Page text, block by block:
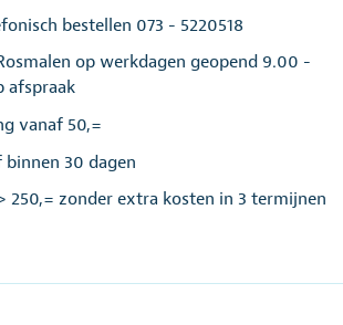
bestellen 073 - 5220518
op werkdagen geopend 9.00 -
afspraak
vanaf 50,=
binnen 30 dagen
250,= zonder extra kosten in 3 termijnen